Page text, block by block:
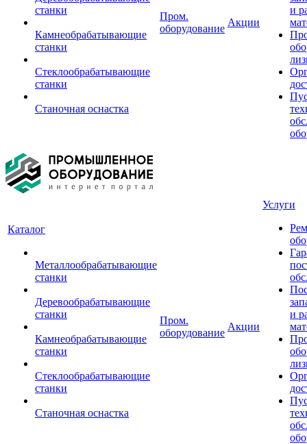
станки
Камнеобрабатывающие
станки
Стеклообрабатывающие
станки
Станочная оснастка
Пром.
оборудование
Акции
и
Каталог
Металлообрабатывающие
станки
Деревообрабатывающие
станки
Камнеобрабатывающие
станки
Стеклообрабатывающие
станки
Станочная оснастка
Пром.
оборудование
Акции
Услуги
и